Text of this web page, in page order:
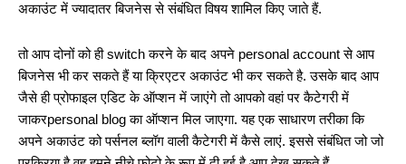
अकाउंट में ज्यादातर बिजनेस से संबंधित विषय शामिल किए जाते हैं.
तो आप दोनों को ही switch करने के बाद अपने personal account से आप
बिजनेस भी कर सकते हैं या क्रिएटर अकाउंट भी कर सकते है. उसके बाद आप
जैसे ही प्रोफाइल एडिट के ऑप्शन में जाएंगे तो आपको वहां पर कैटेगरी में
जाकरpersonal blog का ऑप्शन मिल जाएगा. यह एक साधारण तरीका कि
अपने अकाउंट को पर्सनल ब्लॉग वाली कैटेगरी में कैसे लाएं. इससे संबंधित जो जो